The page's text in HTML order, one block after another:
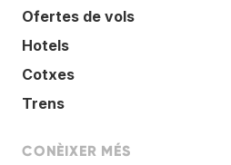
Ofertes de vols
Hotels
Cotxes
Trens
CONÈIXER MÉS